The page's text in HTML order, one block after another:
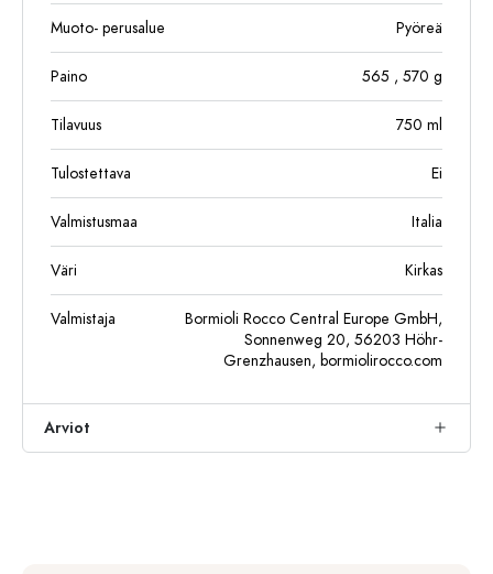
Muoto- perusalue Pyöreä
Paino 565 , 570 g
Tilavuus 750 ml
Tulostettava Ei
Valmistusmaa Italia
Väri Kirkas
Valmistaja
Bormioli Rocco Central Europe GmbH,
Sonnenweg 20, 56203 Höhr-
Grenzhausen, bormiolirocco.com
Arviot